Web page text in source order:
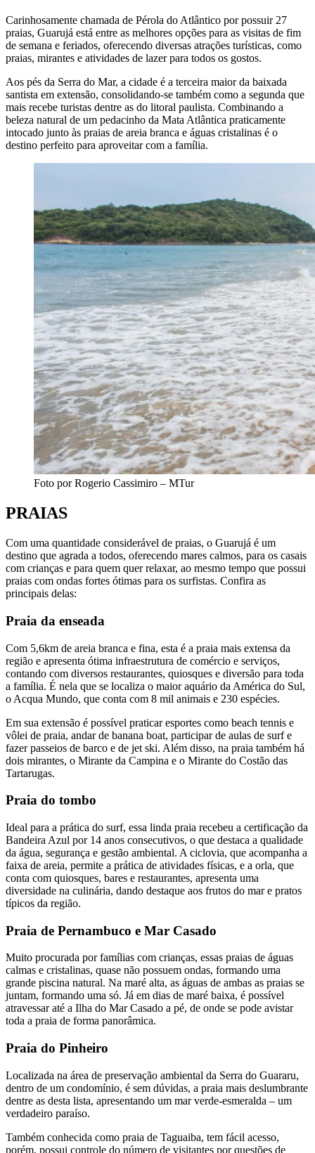
Carinhosamente chamada de Pérola do Atlântico por possuir 27
praias, Guarujá está entre as melhores opções para as visitas de fim
de semana e feriados, oferecendo diversas atrações turísticas, como
praias, mirantes e atividades de lazer para todos os gostos.
Aos pés da Serra do Mar, a cidade é a terceira maior da baixada
santista em extensão, consolidando-se também como a segunda que
mais recebe turistas dentre as do litoral paulista. Combinando a
beleza natural de um pedacinho da Mata Atlântica praticamente
intocado junto às praias de areia branca e águas cristalinas é o
destino perfeito para aproveitar com a família.
Foto por Rogerio Cassimiro – MTur
PRAIAS
Com uma quantidade considerável de praias, o Guarujá é um
destino que agrada a todos, oferecendo mares calmos, para os casais
com crianças e para quem quer relaxar, ao mesmo tempo que possui
praias com ondas fortes ótimas para os surfistas. Confira as
principais delas:
Praia da enseada
Com 5,6km de areia branca e fina, esta é a praia mais extensa da
região e apresenta ótima infraestrutura de comércio e serviços,
contando com diversos restaurantes, quiosques e diversão para toda
a família. É nela que se localiza o maior aquário da América do Sul,
o Acqua Mundo, que conta com 8 mil animais e 230 espécies.
Em sua extensão é possível praticar esportes como beach tennis e
vôlei de praia, andar de banana boat, participar de aulas de surf e
fazer passeios de barco e de jet ski. Além disso, na praia também há
dois mirantes, o Mirante da Campina e o Mirante do Costão das
Tartarugas.
Praia do tombo
Ideal para a prática do surf, essa linda praia recebeu a certificação da
Bandeira Azul por 14 anos consecutivos, o que destaca a qualidade
da água, segurança e gestão ambiental. A ciclovia, que acompanha a
faixa de areia, permite a prática de atividades físicas, e a orla, que
conta com quiosques, bares e restaurantes, apresenta uma
diversidade na culinária, dando destaque aos frutos do mar e pratos
típicos da região.
Praia de Pernambuco e Mar Casado
Muito procurada por famílias com crianças, essas praias de águas
calmas e cristalinas, quase não possuem ondas, formando uma
grande piscina natural. Na maré alta, as águas de ambas as praias se
juntam, formando uma só. Já em dias de maré baixa, é possível
atravessar até a Ilha do Mar Casado a pé, de onde se pode avistar
toda a praia de forma panorâmica.
Praia do Pinheiro
Localizada na área de preservação ambiental da Serra do Guararu,
dentro de um condomínio, é sem dúvidas, a praia mais deslumbrante
dentre as desta lista, apresentando um mar verde-esmeralda – um
verdadeiro paraíso.
Também conhecida como praia de Taguaiba, tem fácil acesso,
porém, possui controle do número de visitantes por questões de